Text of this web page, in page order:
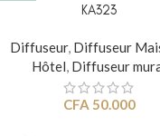
KA323
Diffuseur, Diffuseur
Hôtel, Diffuseur
CFA 50.000